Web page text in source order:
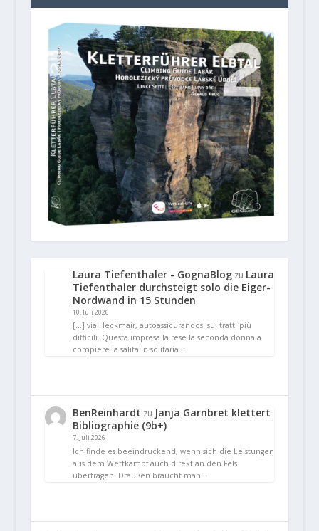
Laura Tiefenthaler - GognaBlogzu Laura
Tiefenthaler durchsteigt solo die Eiger-
Nordwand in 15 Stunden
10. Juli 2026
[…] via Heckmair, autoassicurandosi sui tratti più
difficili. Questa impresa la rese la seconda donna a
compiere la salita in solitaria…
BenReinhardt zu Janja Garnbret klettert
Bibliographie (9b+)
7. Juli 2026
Ich finde es beeindruckend, wenn sich die Leistungen
aus dem Wettkampf auch direkt an den Fels
übertragen. Draußen braucht man…